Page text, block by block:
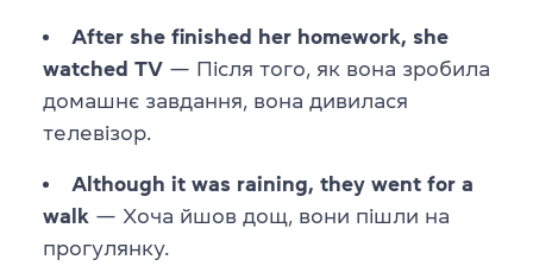
After she finished her homework, she
watched TV — Після того, як вона зробила
домашнє завдання, вона дивилася
телевізор.
Although it was raining, they went for a
walk — Хоча йшов дощ, вони пішли на
прогулянку.